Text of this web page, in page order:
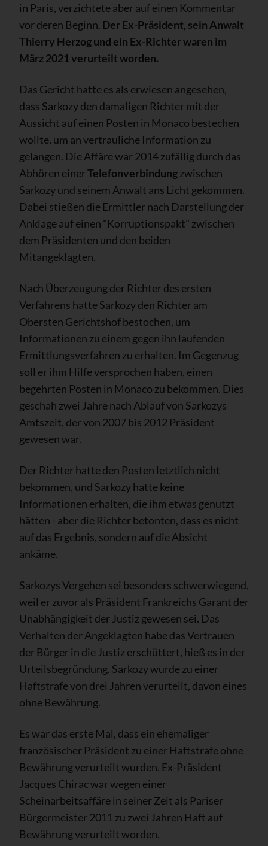
in Paris, verzichtete aber auf einen Kommentar
vor deren Beginn. Der Ex-Präsident, sein Anwalt
Thierry Herzog und ein Ex-Richter waren im
März 2021 verurteilt worden.
Das Gericht hatte es als erwiesen angesehen,
dass Sarkozy den damaligen Richter mit der
Aussicht auf einen Posten in Monaco bestechen
wollte, um an vertrauliche Information zu
gelangen. Die Affäre war 2014 zufällig durch das
Abhören einerTelefonverbindungzwischen
Sarkozy und seinem Anwalt ans Licht gekommen.
Dabei stießen die Ermittler nach Darstellung der
Anklage auf einen "Korruptionspakt" zwischen
dem Präsidenten und den beiden
Mitangeklagten.
Nach Überzeugung der Richter des ersten
Verfahrens hatte Sarkozy den Richter am
Obersten Gerichtshof bestochen, um
Informationen zu einem gegen ihn laufenden
Ermittlungsverfahren zu erhalten. Im Gegenzug
soll er ihm Hilfe versprochen haben, einen
begehrten Posten in Monaco zu bekommen. Dies
geschah zwei Jahre nach Ablauf von Sarkozys
Amtszeit, der von 2007 bis 2012 Präsident
gewesen war.
Der Richter hatte den Posten letztlich nicht
bekommen, und Sarkozy hatte keine
Informationen erhalten, die ihm etwas genutzt
hätten - aber die Richter betonten, dass es nicht
auf das Ergebnis, sondern auf die Absicht
ankäme.
Sarkozys Vergehen sei besonders schwerwiegend,
weil er zuvor als Präsident Frankreichs Garant der
Unabhängigkeit der Justiz gewesen sei. Das
Verhalten der Angeklagten habe das Vertrauen
der Bürger in die Justiz erschüttert, hieß es in der
Urteilsbegründung. Sarkozy wurde zu einer
Haftstrafe von drei Jahren verurteilt, davon eines
ohne Bewährung.
Es war das erste Mal, dass ein ehemaliger
französischer Präsident zu einer Haftstrafe ohne
Bewährung verurteilt wurden. Ex-Präsident
Jacques Chirac war wegen einer
Scheinarbeitsaffäre in seiner Zeit als Pariser
Bürgermeister 2011 zu zwei Jahren Haft auf
Bewährung verurteilt worden.